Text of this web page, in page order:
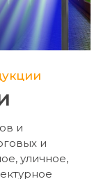
и
и
уличное,